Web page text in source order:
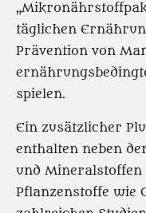
täglichen
Prävention von
spielen.
Ein zusätzlicher
enthalten neben
und Mineralstoffen
Pflanzenstoffe wie